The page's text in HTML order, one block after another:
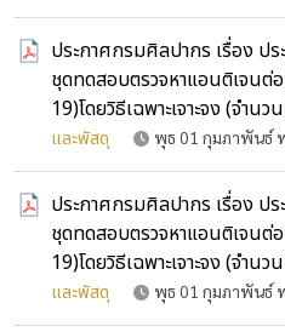
ประกาศกรมศิลปากร เรื่อง ป
ชุดทดสอบตรวจหาแอนติเจนต่
19)โดยวิธีเฉพาะเจาะจง (จำน
และพัสดุ
พุธ 01 กุมภาพันธ์
ประกาศกรมศิลปากร เรื่อง ป
ชุดทดสอบตรวจหาแอนติเจนต่
19)โดยวิธีเฉพาะเจาะจง (จำน
และพัสดุ
พุธ 01 กุมภาพันธ์